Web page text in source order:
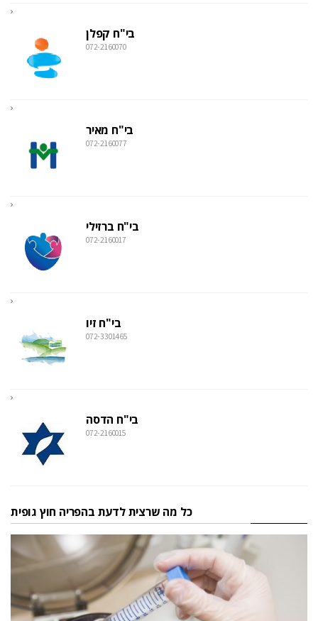
בי"ח קפלן
072-2160070
בי"ח מאיר
072-2160077
בי"ח ברזילי
072-2160017
בי"ח זיו
072-3301465
בי"ח הדסה
072-2160015
כל מה שרצית לדעת בהפריה חוץ גופית